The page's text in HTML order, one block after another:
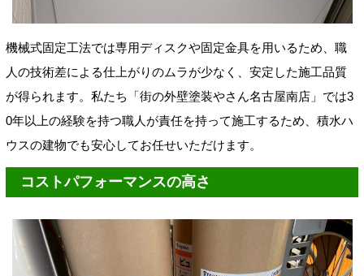
機械式固定工法では専用ディスクや固定金具を用いるため、職
人の技術差による仕上がりのムラが少なく、安定した施工品質
が得られます。私たち「街の外壁塗装やさん名古屋南店」では3
0年以上の経験を持つ職人が責任を持って施工するため、積水ハ
ウスの建物でも安心してお任せいただけます。
コストパフォーマンスの高さ